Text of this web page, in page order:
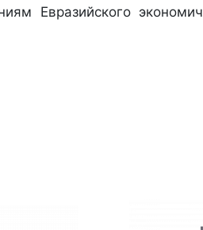
Евразийского